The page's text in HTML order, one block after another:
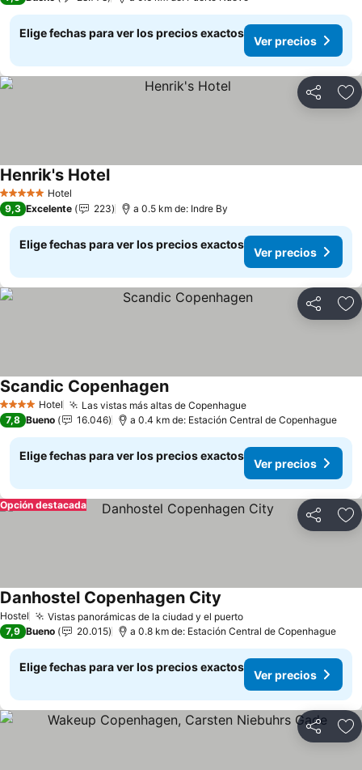
Elige fechas para ver los precios exactos
Ver precios
Compartir
5 Estrellas Hotel
Henrik's HotelVer precios
9,3 Excelente 223 a 0.5 km de: Indre By
Elige fechas para ver los precios exactos
Ver precios
Compartir
4 EstrellasHotel Las vistas más altas de CopenhagueVer precios
Scandic CopenhagenVer precios
7,8 Bueno 16.046 a 0.4 km de: Estación Central de Copenhague
Elige fechas para ver los precios exactos
Ver precios
Compartir
Opción destacada
Hostel Vistas panorámicas de la ciudad y el puertoVer precios
Danhostel Copenhagen City
7,9 Bueno 20.015 a 0.8 km de: Estación Central de Copenhague
Elige fechas para ver los precios exactos
Ver precios
Compartir